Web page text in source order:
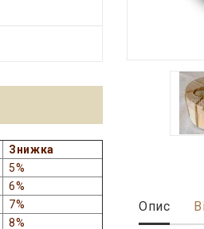
Знижка
5%
6%
7%
8%
Опис